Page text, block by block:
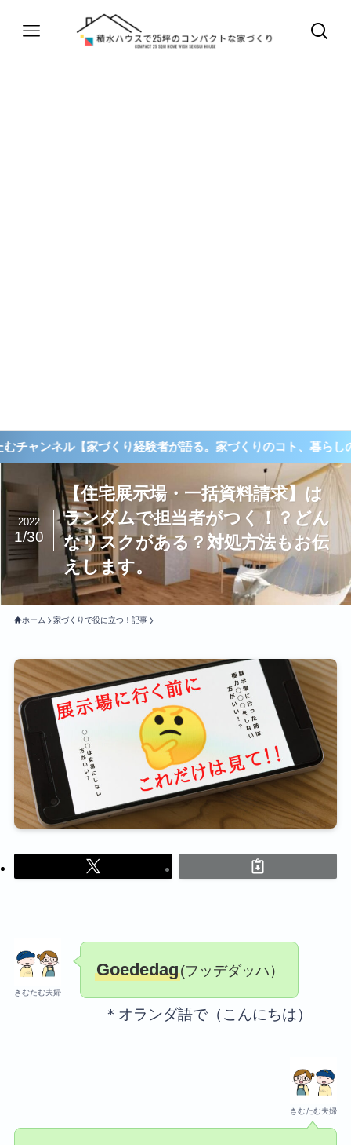
家づくり経験者が語る。家づくりのコト、暮らしのコト、積
【住宅展示場・一括資料請求】は
ランダムで担当者がつく！？どん
なリスクがある？対処方法もお伝
えします。
2022
1/30
ホーム 家づくりで役に立つ！記事
きむたむ夫婦
Goededag(フッデダッハ）
＊オランダ語で（こんにちは）
きむたむ夫婦